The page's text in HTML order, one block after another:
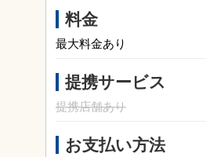
料金
最大料金あり
提携サービス
提携店舗あり
お支払い方法